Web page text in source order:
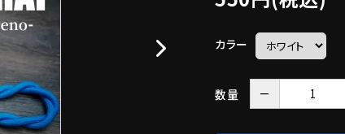
カラー
数量 －